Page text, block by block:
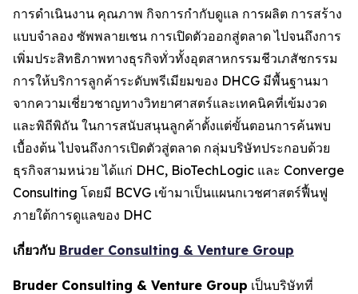
การดำเนินงาน คุณภาพ กิจการกำกับดูแล การผลิต การสร้าง
แบบจำลอง ซัพพลายเชน การเปิดตัวออกสู่ตลาด ไปจนถึงการ
เพิ่มประสิทธิภาพทางธุรกิจทั่วทั้งอุตสาหกรรมชีวเภสัชกรรม
การให้บริการลูกค้าระดับพรีเมียมของ DHCG มีพื้นฐานมา
จากความเชี่ยวชาญทางวิทยาศาสตร์และเทคนิคที่เข้มงวด
และพิถีพิถัน ในการสนับสนุนลูกค้าตั้งแต่ขั้นตอนการค้นพบ
เบื้องต้น ไปจนถึงการเปิดตัวสู่ตลาด กลุ่มบริษัทประกอบด้วย
ธุรกิจสามหน่วย ได้แก่ DHC, BioTechLogic และ Converge
Consulting โดยมี BCVG เข้ามาเป็นแผนกเวชศาสตร์ฟื้นฟู
ภายใต้การดูแลของ DHC
เกี่ยวกับ Bruder Consulting & Venture Group
Bruder Consulting & Venture Group เป็นบริษัทที่